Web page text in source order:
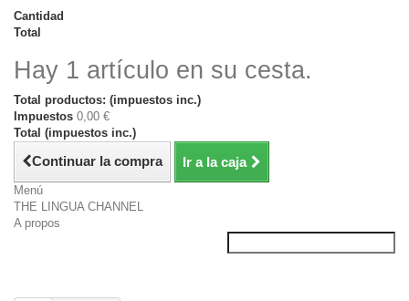
Cantidad
Total
Hay 1 artículo en su cesta.
Total productos: (impuestos inc.)
Impuestos 0,00 €
Total (impuestos inc.)
Continuar la compra Ir a la caja
Menú
THE LINGUA CHANNEL
A propos